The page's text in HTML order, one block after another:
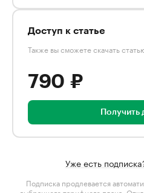
Доступ к статье
Также вы сможете скачать
790 ₽
Получить
Уже есть
Подписка продлевается